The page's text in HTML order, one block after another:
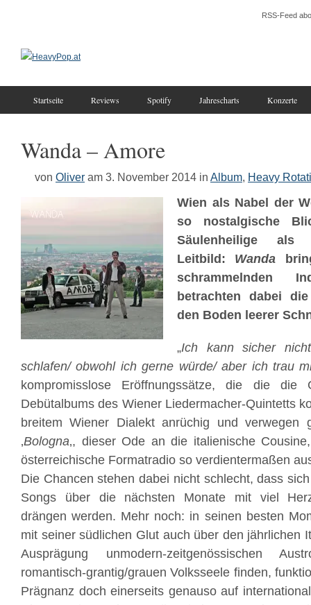
RSS-Feed
Startseite Reviews Spotify Jahrescharts Konzerte
Wanda – Amore
von Oliver am 3. November 2014 in Album, Heavy
Wien als Nabel der
so nostalgische
Säulenheilige als
Leitbild: Wanda
schrammelnden
betrachten dabei
den Boden leerer
„Ich kann sicher
schlafen/ obwohl ich gerne würde/ aber ich trau
kompromisslose Eröffnungssätze, die die die
Debütalbums des Wiener Liedermacher-Quintetts
breitem Wiener Dialekt anrüchig und verwegen
‚Bologna‚, dieser Ode an die italienische
österreichische Formatradio so verdientermaßen
Die Chancen stehen dabei nicht schlecht, dass
Songs über die nächsten Monate mit viel
drängen werden. Mehr noch: in seinen besten
mit seiner südlichen Glut auch über den jährlichen
Ausprägung unmodern-zeitgenössischen
romantisch-grantig/grauen Volksseele finden,
Prägnanz doch einerseits genauso auf